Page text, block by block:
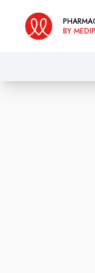
BY